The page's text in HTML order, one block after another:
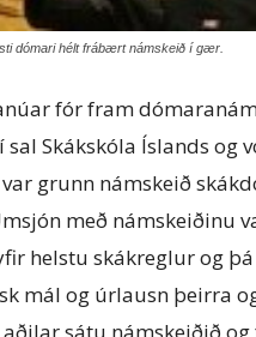
dómari hélt frábært námskeið í gær.
fór fram
sal Skákskóla Íslands og
grunn námskeið
með námskeiðinu
helstu skákreglur og
mál og úrlausn þeirra